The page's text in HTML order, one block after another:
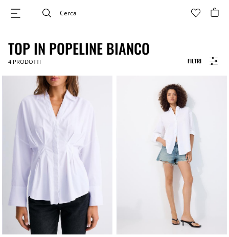
FILTRI
TOP IN POPELINE BIANCO
4 PRODOTTI